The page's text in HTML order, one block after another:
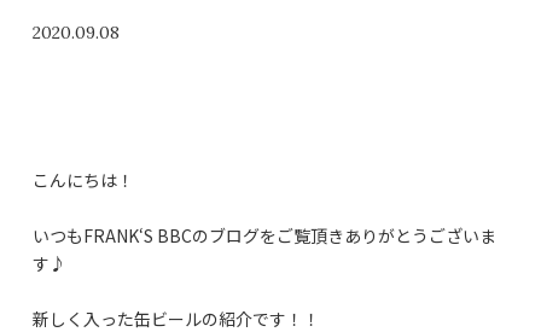
2020.09.08
こんにちは！
いつもFRANK‘S BBCのブログをご覧頂きありがとうございま
す♪
新しく入った缶ビールの紹介です！！